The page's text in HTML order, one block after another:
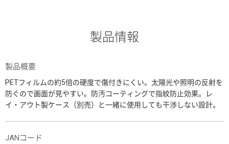
製品情報
製品概要
PETフィルムの約5倍の硬度で傷付きにくい。太陽光や照明の反射を
防ぐので画面が見やすい。防汚コーティングで指紋防止効果。レ
イ・アウト製ケース（別売）と一緒に使用しても干渉しない設計。
JANコード